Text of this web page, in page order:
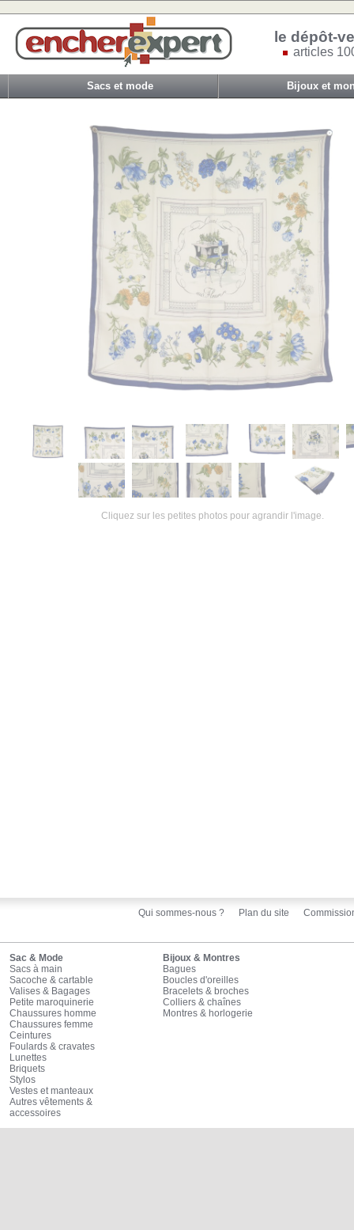
le dépôt-
articles
Sacs et mode Bijoux et
Cliquez sur les petites photos pour agrandir l'image.
Qui sommes-nous ? Plan du site
Sac & Mode
Sacs à main
Sacoche & cartable
Valises & Bagages
Petite maroquinerie
Chaussures homme
Chaussures femme
Ceintures
Foulards & cravates
Lunettes
Briquets
Stylos
Vestes et manteaux
Autres vêtements &
accessoires
Bijoux & Montres
Bagues
Boucles d'oreilles
Bracelets & broches
Colliers & chaînes
Montres & horlogerie